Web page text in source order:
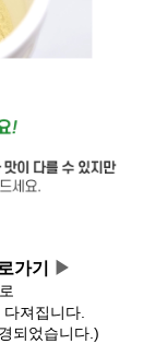
가기 ▶
져집니다.
되었습니다.)